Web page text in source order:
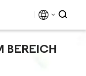
BEREICH